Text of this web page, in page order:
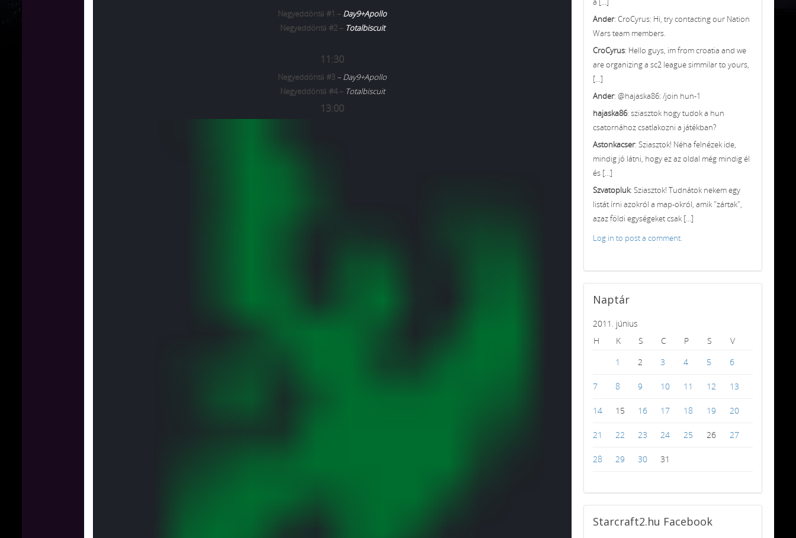
Negyeddöntő #1 – Day9+Apollo
Negyeddöntő #2 – Totalbiscuit
11:30
Negyeddöntő #3 – Day9+Apollo
Negyeddöntő #4 – Totalbiscuit
13:00
Ander: CroCyrus: Hi, try contacting our Nation
Wars team members.
CroCyrus: Hello guys, im from croatia and we
are organizing a sc2 league simmilar to yours,
[...]
Ander: @hajaska86: /join hun-1
hajaska86: sziasztok hogy tudok a hun
csatornához csatlakozni a játékban?
Astonkacser: Sziasztok! Néha felnézek ide,
mindig jó látni, hogy ez az oldal még mindig él
és [...]
Szvatopluk: Sziasztok! Tudnátok nekem egy
listát írni azokról a map-okról, amik "zártak",
azaz földi egységeket csak [...]
Log in to post a comment.
Naptár
2011. június
H
K S C P S
V
1
2 3 4 5 6
7 8 9 10 11 12 13
14 15 16 17 18 19 20
21 22 23 24 25 26 27
28 29 30 31
Starcraft2.hu Facebook